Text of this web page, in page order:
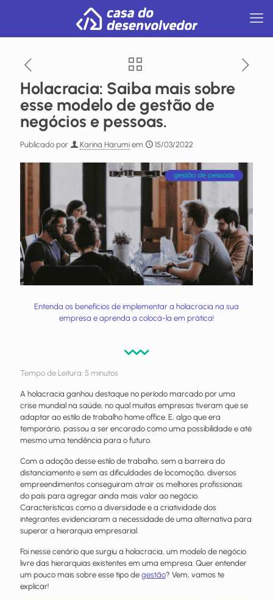
Holacracia: Saiba mais sobre
esse modelo de gestão de
negócios e pessoas.
Publicado por Karina Harumi em 15/03/2022
Entenda os benefícios de implementar a holacracia na sua
empresa e aprenda a colocá-la em prática!
Tempo de Leitura: 5 minutos
A holacracia ganhou destaque no período marcado por uma
crise mundial na saúde, no qual muitas empresas tiveram que se
adaptar ao estilo de trabalho home office. E, algo que era
temporário, passou a ser encarado como uma possibilidade e até
mesmo uma tendência para o futuro.
Com a adoção desse estilo de trabalho, sem a barreira do
distanciamento e sem as dificuldades de locomoção, diversos
empreendimentos conseguiram atrair os melhores profissionais
do país para agregar ainda mais valor ao negócio.
Características como a diversidade e a criatividade dos
integrantes evidenciaram a necessidade de uma alternativa para
superar a hierarquia empresarial.
Foi nesse cenário que surgiu a holacracia, um modelo de negócio
livre das hierarquias existentes em uma empresa. Quer entender
um pouco mais sobre esse tipo de gestão? Vem, vamos te
explicar!